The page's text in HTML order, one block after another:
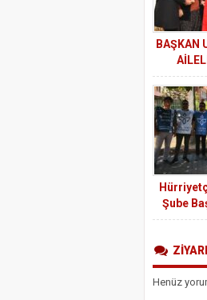
BAŞKAN
Şube
Özcan :
Henüz